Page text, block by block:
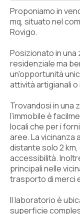
Proponiamo in
mq, situato nel
Rovigo.
Posizionato in
residenziale ma
un'opportunità
attività artigianali o
Trovandosi in una
l’immobile è
locali che per i
aree. La vicinanza
distante solo 2
accessibilità.
principali nelle
trasporto di merci
Il laboratorio è
superficie